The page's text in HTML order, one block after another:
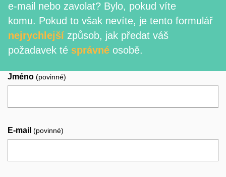
e-mail nebo zavolat? Bylo, pokud víte
komu. Pokud to však nevíte, je tento formulář
nejrychlejší způsob, jak předat váš
požadavek té správné osobě.
Jméno (povinné)
E-mail (povinné)